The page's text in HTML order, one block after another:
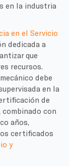
en la industria
en el Servicio
dedicada a
que
recursos.
debe
en la
de
con
años,
certificados
y